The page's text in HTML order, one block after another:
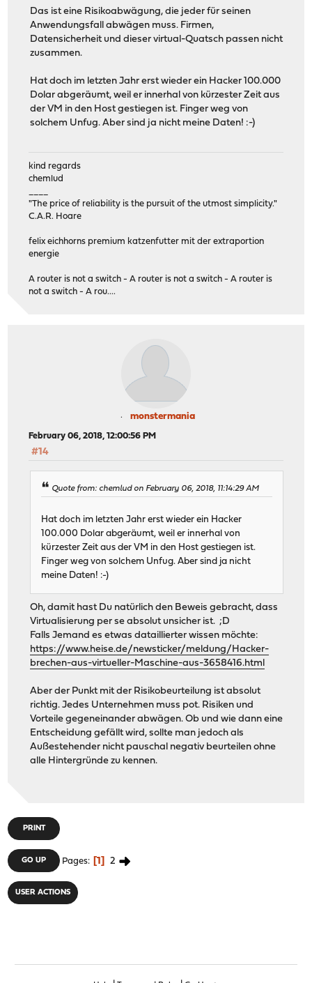
Das ist eine Risikoabwägung, die jeder für seinen
Anwendungsfall abwägen muss. Firmen,
Datensicherheit und dieser virtual-Quatsch passen nicht
zusammen.
Hat doch im letzten Jahr erst wieder ein Hacker 100.000
Dolar abgeräumt, weil er innerhal von kürzester Zeit aus
der VM in den Host gestiegen ist. Finger weg von
solchem Unfug. Aber sind ja nicht meine Daten! :-)
kind regards
chemlud
"The price of reliability is the pursuit of the utmost simplicity."
C.A.R. Hoare
felix eichhorns premium katzenfutter mit der extraportion
energie
A router is not a switch - A router is not a switch - A router is
not a switch - A rou....
monstermania
February 06, 2018, 12:00:56 PM
#14
Quote from: chemlud on February 06, 2018, 11:14:29 AM
Hat doch im letzten Jahr erst wieder ein Hacker
100.000 Dolar abgeräumt, weil er innerhal von
kürzester Zeit aus der VM in den Host gestiegen ist.
Finger weg von solchem Unfug. Aber sind ja nicht
meine Daten! :-)
Oh, damit hast Du natürlich den Beweis gebracht, dass
Virtualisierung per se absolut unsicher ist. ;D
Falls Jemand es etwas dataillierter wissen möchte:
https://www.heise.de/newsticker/meldung/Hacker-
brechen-aus-virtueller-Maschine-aus-3658416.html
Aber der Punkt mit der Risikobeurteilung ist absolut
richtig. Jedes Unternehmen muss pot. Risiken und
Vorteile gegeneinander abwägen. Ob und wie dann eine
Entscheidung gefällt wird, sollte man jedoch als
Außestehender nicht pauschal negativ beurteilen ohne
alle Hintergründe zu kennen.
PRINT
GO UP Pages 1 2
USER ACTIONS